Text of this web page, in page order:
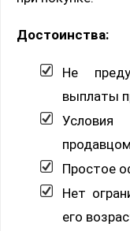
Достоинства:
Не
выплаты
Простое
Нет
его